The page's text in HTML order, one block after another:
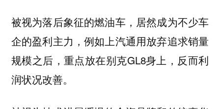
被视为落后象征的燃油车，居然成为不少车
企的盈利主力，例如上汽通用放弃追求销量
规模之后，重点放在别克GL8身上，反而利
润状况改善。